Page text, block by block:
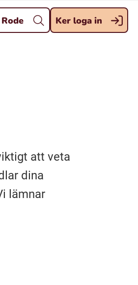
Stäng
Rode Ker loga in
att veta
dina
lämnar